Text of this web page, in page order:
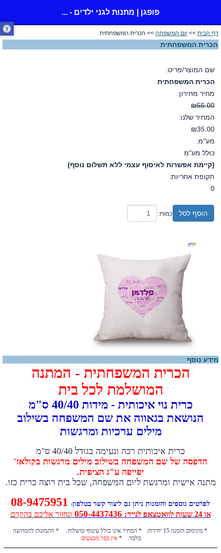
פופגן | מתנות לגני ילדים - ...
דף הבית >> יום המשפחה >> הכרית המשפחתית
הכרית המשפחתית
שם המוצר/פריט:
הכרית המשפחתית
מחיר מחירון:
₪55.00
המחיר שלנו:
₪35.00
מע"מ:
כולל מע"מ
(קיימת אפשרות לאיסוף עצמי ללא תשלום נוסף)
תקופת אחריות:
0
הוסף לסל כמות:
מידע נוסף
הכרית המשפחתית - המתנה
המושלמת לכל בית
כרית נוי איכותית - מידות 40/40 ס"מ
הנושאת בגאווה את שם המשפחה בשילוב
מילים ערכיות ומרגשות
כרית איכותית רכה ונעימה בגודל 40/40 ס"מ
הדפסה של שם המשפחה בשילוב מילים מרגשות בקולאז'
יפייפה ע"ג הציפית.
​מתנה אישית ומרגשת ליום המשפחה, שכל בית רוצה כרית כזו.
לפרטים נוספים והזמנות ניתן גם ליצור קשר בטלפון:
08-9475951
או 24 שעות לוואטצאפ לנייד : 050-4437436 ונחזור אליכם בהקדם
* מינימום הזמנה 15 יחידות * המחיר אינו כולל עיטוף ומשלוח. * התמונות להמחשה
בלבד. * אין כפל מבצעים.